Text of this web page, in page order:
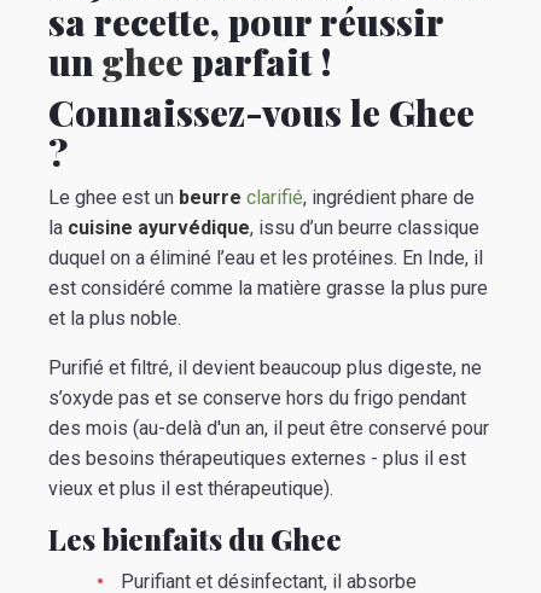
sa recette, pour réussir
unghee parfait !
Connaissez-vous le Ghee
?
Le ghee est un beurre clarifié, ingrédient phare de
la cuisine ayurvédique, issu d’un beurre classique
duquel on a éliminé l’eau et les protéines. En Inde, il
est considéré comme la matière grasse la plus pure
et la plus noble.
Purifié et filtré, il devient beaucoup plus digeste, ne
s’oxyde pas et se conserve hors du frigo pendant
des mois (au-delà d'un an, il peut être conservé pour
des besoins thérapeutiques externes - plus il est
vieux et plus il est thérapeutique).
Les bienfaits du Ghee
Purifiant et désinfectant, il absorbe